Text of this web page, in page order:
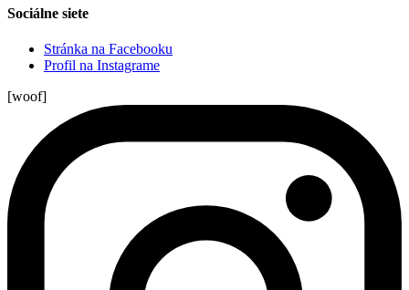
Sociálne siete
Stránka na Facebooku
Profil na Instagrame
[woof]